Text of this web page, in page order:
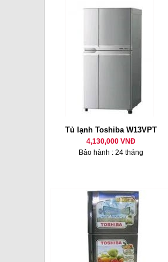
Tủ lạnh Toshiba W13VPT
4,130,000 VNĐ
Bảo hành : 24 tháng